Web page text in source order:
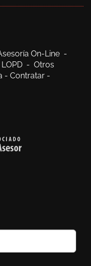
On-Line -
- Otros
- Contratar -